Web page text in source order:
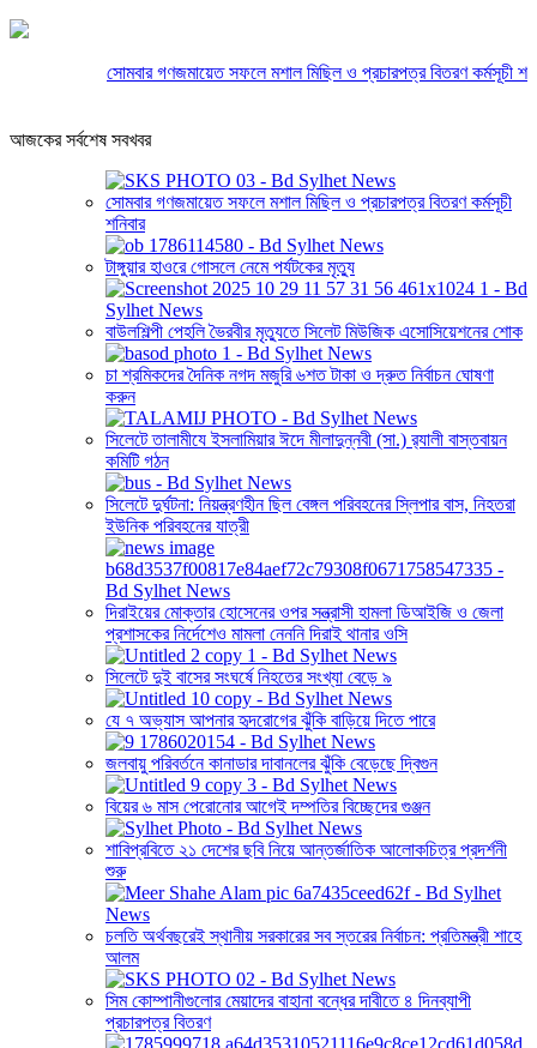
সোমবার গণজমায়েত সফলে মশাল মিছিল ও প্রচারপত্র বিতরণ কর্মসূচী শনিবার
আজকের সর্বশেষ সবখবর
সোমবার গণজমায়েত সফলে মশাল মিছিল ও প্রচারপত্র বিতরণ কর্মসূচী
শনিবার
টাঙ্গুয়ার হাওরে গোসলে নেমে পর্যটকের মৃত্যু
বাউলশিল্পী পেহলি ভৈরবীর মৃত্যুতে সিলেট মিউজিক এসোসিয়েশনের শোক
চা শ্রমিকদের দৈনিক নগদ মজুরি ৬শত টাকা ও দ্রুত নির্বাচন ঘোষণা
করুন
সিলেটে তালামীযে ইসলামিয়ার ঈদে মীলাদুন্নবী (সা.) র‌্যালী বাস্তবায়ন
কমিটি গঠন
সিলেটে দুর্ঘটনা: নিয়ন্ত্রণহীন ছিল বেঙ্গল পরিবহনের স্লিপার বাস, নিহতরা
ইউনিক পরিবহনের যাত্রী
দিরাইয়ের মোক্তার হোসেনের ওপর সন্ত্রাসী হামলা ডিআইজি ও জেলা
প্রশাসকের নির্দেশেও মামলা নেননি দিরাই থানার ওসি
সিলেটে দুই বাসের সংঘর্ষে নিহতের সংখ্যা বেড়ে ৯
যে ৭ অভ্যাস আপনার হৃদরোগের ঝুঁকি বাড়িয়ে দিতে পারে
জলবায়ু পরিবর্তনে কানাডার দাবানলের ঝুঁকি বেড়েছে দ্বিগুন
বিয়ের ৬ মাস পেরোনোর আগেই দম্পতির বিচ্ছেদের গুঞ্জন
শাবিপ্রবিতে ২১ দেশের ছবি নিয়ে আন্তর্জাতিক আলোকচিত্র প্রদর্শনী
শুরু
চলতি অর্থবছরেই স্থানীয় সরকারের সব স্তরের নির্বাচন: প্রতিমন্ত্রী শাহে
আলম
সিম কোম্পানীগুলোর মেয়াদের বাহানা বন্ধের দাবীতে ৪ দিনব্যাপী
প্রচারপত্র বিতরণ